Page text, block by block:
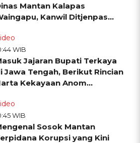
Mantan Kalapas
Kanwil Ditjenpas
WIB
Jajaran Bupati Terkaya
Jawa Tengah, Berikut Rincian
Kekayaan Anom
WIB
Sosok Mantan
Korupsi yang Kini